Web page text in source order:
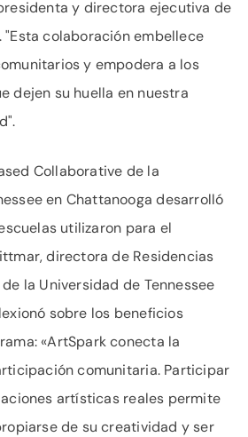
y directora ejecutiva de
"Esta colaboración embellece
y empodera a los
dejen su huella en nuestra
Collaborative de la
en Chattanooga desarrolló
utilizaron para el
directora de Residencias
la Universidad de Tennessee
sobre los beneficios
«ArtSpark conecta la
comunitaria. Participar
artísticas reales permite
de su creatividad y ser